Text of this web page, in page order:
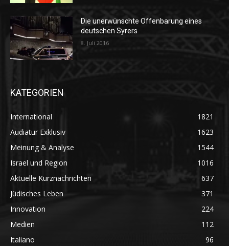
Die unerwünschte Offenbarung eines
deutschen Syrers
8. Juli 2016
KATEGORIEN
International
1821
Audiatur Exklusiv
1623
Meinung & Analyse
1544
Israel und Region
1016
Aktuelle Kurznachrichten
637
Jüdisches Leben
371
Innovation
224
Medien
112
Italiano
96